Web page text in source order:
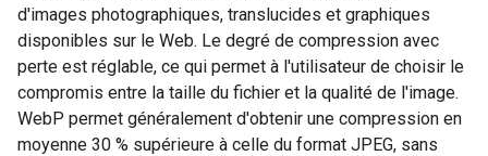
d'images photographiques, translucides et graphiques
disponibles sur le Web. Le degré de compression avec
perte est réglable, ce qui permet à l'utilisateur de choisir le
compromis entre la taille du fichier et la qualité de l'image.
WebP permet généralement d'obtenir une compression en
moyenne 30 % supérieure à celle du format JPEG, sans